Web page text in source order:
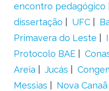
encontro pedagógico
dissertação
UFC
Primavera do Leste
Protocolo BAE
Areia
Jucás
Messias
Nova Canaã